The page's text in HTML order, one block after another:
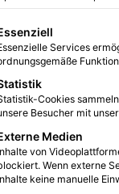
eine Liste der
Services
Cookies
Besucher mit
Medien
von
Wenn externe
keine manuelle